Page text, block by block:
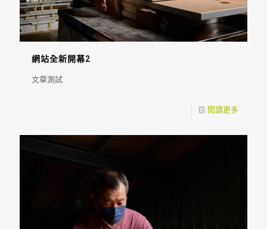
網站全新開幕2
文章測試
閱讀更多